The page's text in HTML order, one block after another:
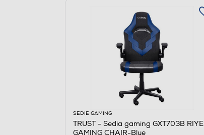
SEDIE GAMING
TRUST - Sedia gaming GXT703B RIYE
GAMING CHAIR-Blue